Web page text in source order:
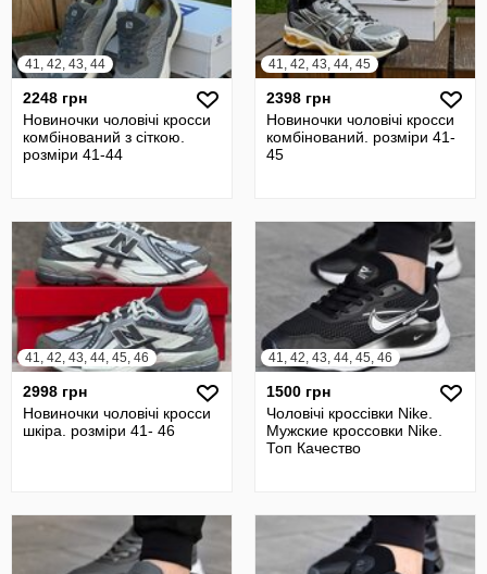
41, 42, 43, 44
2248 грн
Новиночки чоловічі кросси
комбінований з сіткою.
розміри 41-44
41, 42, 43, 44, 45
2398 грн
Новиночки чоловічі кросси
комбінований. розміри 41-
45
41, 42, 43, 44, 45, 46
2998 грн
Новиночки чоловічі кросси
шкіра. розміри 41- 46
41, 42, 43, 44, 45, 46
1500 грн
Чоловічі кроссівки Nike.
Мужские кроссовки Nike.
Топ Качество